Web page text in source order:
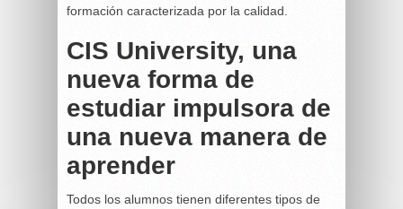
formación caracterizada por la calidad.
CIS University, una
nueva forma de
estudiar impulsora de
una nueva manera de
aprender
Todos los alumnos tienen diferentes tipos de